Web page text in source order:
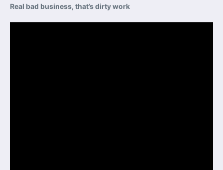
Real bad business, that’s dirty work